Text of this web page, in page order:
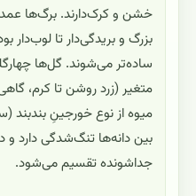
خشن و کرک‌دارند. برگ‌ها
بزرگ و بریدگی‌دار تا لوب‌دار
ساده‌تر می‌شوند. گل‌ها
متغیر (زرد روشن تا کرم،
میوه از نوع خورجینِ
بین دانه‌ها تنگ‌شدگی دارد
جداشونده تقسیم می‌شود.